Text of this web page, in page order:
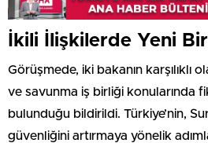
İkili İlişkilerde Yeni
Görüşmede, iki bakanın karşılıklı
ve savunma iş birliği konularında
bulunduğu bildirildi. Türkiye’nin,
güvenliğini artırmaya yönelik